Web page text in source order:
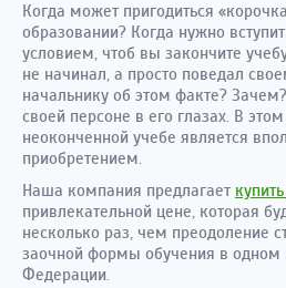
Когда может пригодиться
образовании? Когда нужно
условием, чтоб вы закончите
не начинал, а просто поведал
начальнику об этом факте?
своей персоне в его глазах. В
неоконченной учебе является
приобретением.
Наша компания предлагает
привлекательной цене, которая
несколько раз, чем преодоление
заочной формы обучения в одном
Федерации.